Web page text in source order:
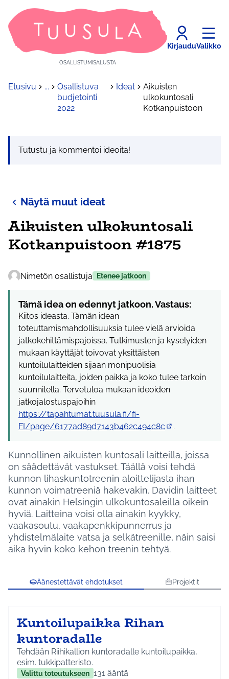
OSALLISTUMISALUSTA
KirjauduValikko
Etusivu ...
Osallistuva
budjetointi
2022
Ideat
Aikuisten
ulkokuntosali
Kotkanpuistoon
Tutustu ja kommentoi ideoita!
Näytä muut ideat
Aikuisten ulkokuntosali
Kotkanpuistoon #1875
Nimetön osallistuja Etenee jatkoon
Tämä idea on edennyt jatkoon. Vastaus:
Kiitos ideasta. Tämän idean
toteuttamismahdollisuuksia tulee vielä arvioida
jatkokehittämispajoissa. Tutkimusten ja kyselyiden
mukaan käyttäjät toivovat yksittäisten
kuntoilulaitteiden sijaan monipuolisia
kuntoilulaitteita, joiden paikka ja koko tulee tarkoin
suunnitella. Tervetuloa mukaan ideoiden
jatkojalostuspajoihin
https://tapahtumat.tuusula.fi/fi-
FI/page/6177ad89d7143b462c494c8c
.
Kunnollinen aikuisten kuntosali laitteilla, joissa
on säädettävät vastukset. Täällä voisi tehdä
kunnon lihaskuntotreenin aloittelijasta ihan
kunnon voimatreeniä hakevakin. Davidin laitteet
ovat ainakin Helsingin ulkokuntosaleilla oikein
hyviä. Laitteina voisi olla ainakin kyykky,
vaakasoutu, vaakapenkkipunnerrus ja
yhdistelmälaite vatsa ja selkätreenille, näin saisi
aika hyvin koko kehon treenin tehtyä.
Äänestettävät ehdotukset Projektit
Kuntoilupaikka Rihan
kuntoradalle
Tehdään Riihikallion kuntoradalle kuntoilupaikka,
esim. tukkipatteristo.
Valittu toteutukseen 131 ääntä